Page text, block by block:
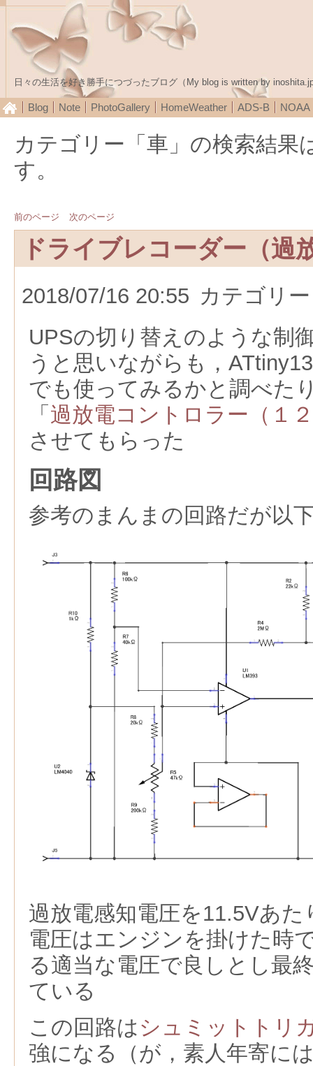
日々の生活を好き勝手につづったブログ（My blog is written by
Blog Note PhotoGallery HomeWeather ADS-B NOAA
カテゴリー「車」の検索結果
す。
前のページ 次のページ
ドライブレコーダー（過
2018/07/16 20:55 カテゴリ
UPSの切り替えのような制
うと思いながらも，
でも使ってみるかと調べた
「 過放電コントロラー（１
させてもらった
回路図
参考のまんまの回路だが以
過放電感知電圧を11.5Vあ
電圧はエンジンを掛けた時
る適当な電圧で良しとし最
ている
この回路はシュミットトリ
強になる（が，素人年寄に